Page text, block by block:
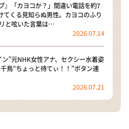
』「カヨコか？」間違い電話を約7
くる見知らぬ男性。カヨコのふり
と呟いた言葉は…
2026.07.14
ン”元NHK女性アナ、セクシー水着姿
鳥“ちょっと待てぃ！！”ボタン連
2026.07.21